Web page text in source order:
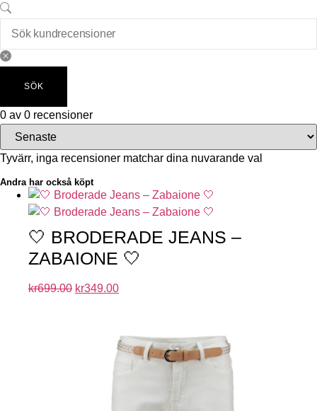
SÖK
0 av 0 recensioner
Tyvärr, inga recensioner matchar dina nuvarande val
Andra har också köpt
🤍 BRODERADE JEANS –
ZABAIONE 🤍
kr699.00 kr349.00